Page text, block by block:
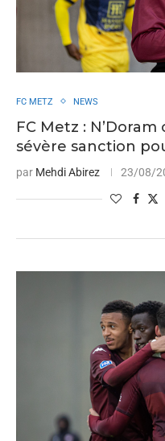
FC METZ NEWS
FC Metz :
sévère sanction
par Mehdi Abirez 23/08/